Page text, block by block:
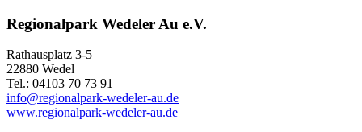
Regionalpark Wedeler Au e.V.
Rathausplatz 3-5
22880 Wedel
Tel.: 04103 70 73 91
info@regionalpark-wedeler-au.de
www.regionalpark-wedeler-au.de